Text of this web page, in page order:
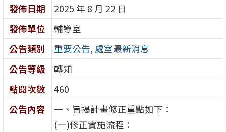
發佈日期
2025 年 8 月 22 日
發佈單位
輔導室
公告類別
重要公告, 處室最新消息
公告等級
轉知
點閱次數
460
公告內容
一、旨揭計畫修正重點如下：
(一)修正實施流程：